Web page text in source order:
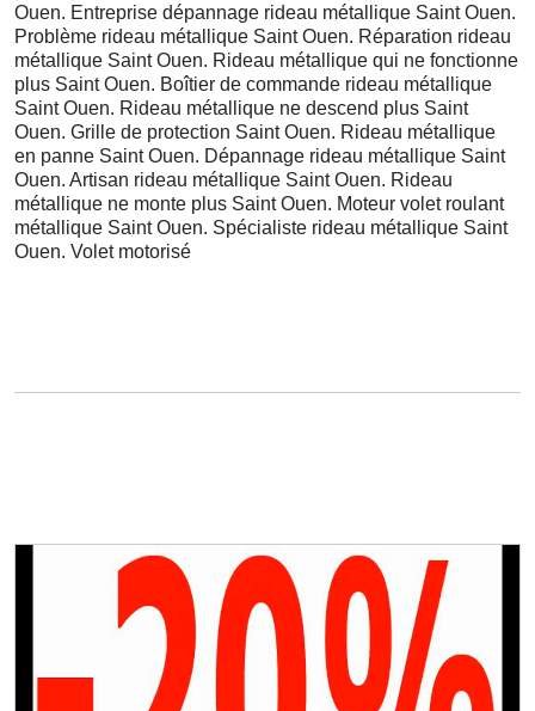
Ouen. Entreprise dépannage rideau métallique Saint Ouen.
Problème rideau métallique Saint Ouen. Réparation rideau
métallique Saint Ouen. Rideau métallique qui ne fonctionne
plus Saint Ouen. Boîtier de commande rideau métallique
Saint Ouen. Rideau métallique ne descend plus Saint
Ouen. Grille de protection Saint Ouen. Rideau métallique
en panne Saint Ouen. Dépannage rideau métallique Saint
Ouen. Artisan rideau métallique Saint Ouen. Rideau
métallique ne monte plus Saint Ouen. Moteur volet roulant
métallique Saint Ouen. Spécialiste rideau métallique Saint
Ouen. Volet motorisé